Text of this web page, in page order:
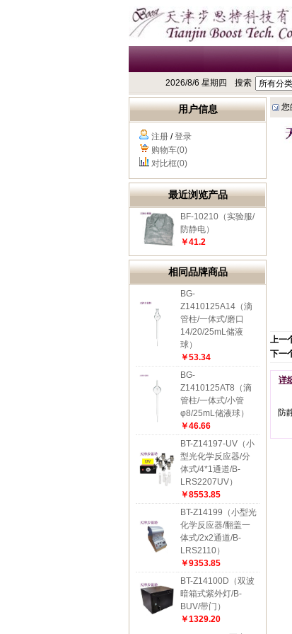
2026/8/6 星期四 搜索
用户信息
注册 /登录
购物车(0)
对比框(0)
最近浏览产品
BF-10210（实验服/
防静电）
￥41.2
相同品牌商品
BG-
Z1410125A14（滴
管柱/一体式/磨口
14/20/25mL储液
球）
￥53.34
BG-
Z1410125AT8（滴
管柱/一体式/小管
φ8/25mL储液球）
￥46.66
BT-Z14197-UV（小
型光化学反应器/分
体式/4*1通道/B-
LRS2207UV）
￥8553.85
BT-Z14199（小型光
化学反应器/翻盖一
体式/2x2通道/B-
LRS2110）
￥9353.85
BT-Z14100D（双波
暗箱式紫外灯/B-
BUV/带门）
￥1329.20
您
上一
下一
详
防